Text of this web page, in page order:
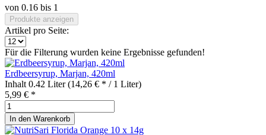
von 0.16 bis 1
Produkte anzeigen
Artikel pro Seite:
Für die Filterung wurden keine Ergebnisse gefunden!
Erdbeersyrup, Marjan, 420ml
Inhalt 0.42 Liter(14,26 € * / 1 Liter)
5,99 € *
In den Warenkorb